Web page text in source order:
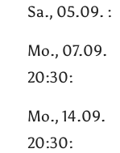
Sa., 05.09. :
Mo., 07.09.
20:30:
Mo., 14.09.
20:30: